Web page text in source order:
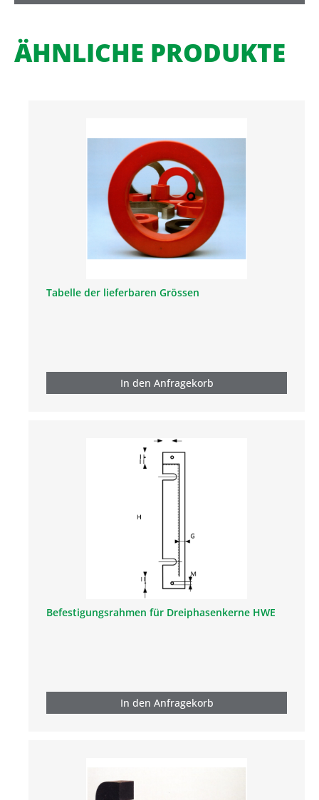
ÄHNLICHE PRODUKTE
Tabelle der lieferbaren Grössen
In den Anfragekorb
Befestigungsrahmen für Dreiphasenkerne HWE
In den Anfragekorb